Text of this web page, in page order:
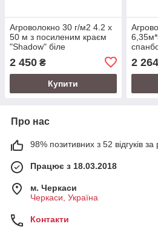
Агроволокно 30 г/м2 4.2 х
50 м з посиленим краєм
"Shadow" біле
агроволокно для теплиць
2 450 ₴
Купити
2 264
Про нас
98% позитивних з 52 відгуків за
Працює з 18.03.2018
м. Черкаси
Черкаси, Україна
Контакти